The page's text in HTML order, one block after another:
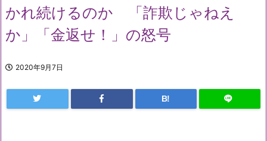
かれ続けるのか 「詐欺じゃねえ
か」「金返せ！」の怒号
2020年9月7日
B!